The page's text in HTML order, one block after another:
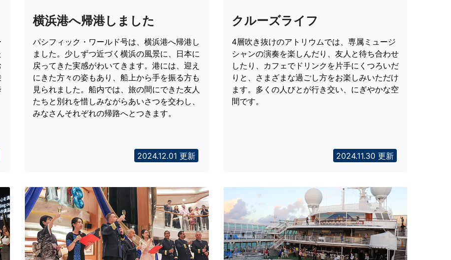
横浜港へ帰港しました
パシフィック・ワールド号は、横浜港へ帰港し
ました。少しずつ近づく横浜の風景に、日本に
戻ってきた実感がわいてきます。港には、迎え
にきた方々の姿もあり、船上から手を振る方も
見られました。船内では、旅の間にできた友人
たちと別れを惜しみながらあいさつを交わし、
みなさんそれぞれの帰路へとつきます。
2024.12.01 更新
クルーズライフ
4層吹き抜けのアトリウムでは、専属ミュージ
シャンの演奏を楽しんだり、友人と待ち合わせ
したり、カフェでドリンクを片手にくつろいだ
りと、さまざまな過ごし方をお楽しみいただけ
ます。多くの人びとが行き交い、にぎやかな空
間です。
2024.11.30 更新